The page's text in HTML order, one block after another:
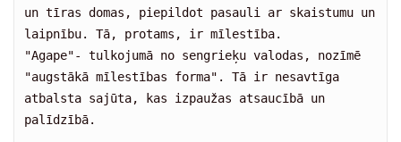
un tīras domas, piepildot pasauli ar skaistumu un
laipnību. Tā, protams, ir mīlestība.
"Agape"- tulkojumā no sengrieķu valodas, nozīmē
"augstākā mīlestības forma". Tā ir nesavtīga
atbalsta sajūta, kas izpaužas atsaucībā un
palīdzībā.